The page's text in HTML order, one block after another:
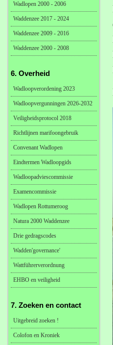
Wadlopen 2000 - 2006
Waddenzee 2017 - 2024
Waddenzee 2009 - 2016
Waddenzee 2000 - 2008
6. Overheid
Wadloopverordening 2023
Wadloopvergunningen 2026-2032
Veiligheidsprotocol 2018
Richtlijnen marifoongebruik
Convenant Wadlopen
Eindtermen Wadloopgids
Wadloopadviescommissie
Examencommissie
Wadlopen Rottumeroog
Natura 2000 Waddenzee
Drie gedragscodes
Wadden'governance'
Wattführerverordnung
EHBO en veiligheid
7. Zoeken en contact
Uitgebreid zoeken !
Colofon en Kroniek